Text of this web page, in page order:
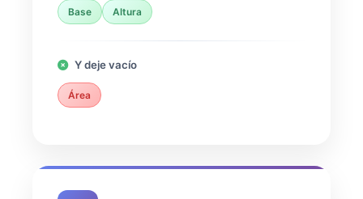
Base Altura
Y deje vacío
Área